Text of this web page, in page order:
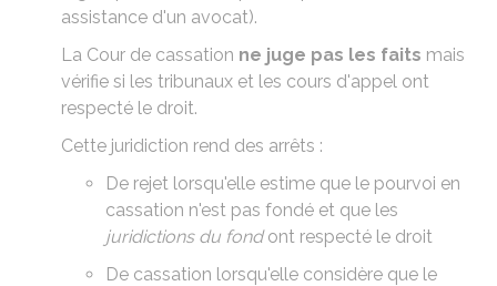
assistance d'un avocat).
La Cour de cassation ne juge pas les faits mais
vérifie si les tribunaux et les cours d'appel ont
respecté le droit.
Cette juridiction rend des arrêts :
De rejet lorsqu'elle estime que le pourvoi en
cassation n'est pas fondé et que les
juridictions du fondont respecté le droit
De cassation lorsqu'elle considère que le